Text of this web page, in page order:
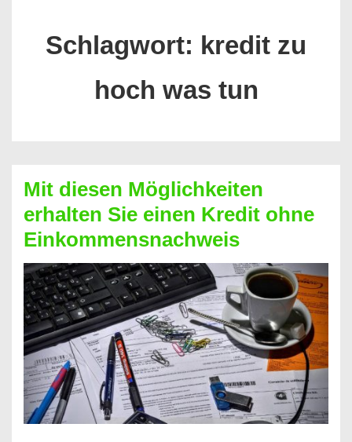
Schlagwort: kredit zu
hoch was tun
Mit diesen Möglichkeiten
erhalten Sie einen Kredit ohne
Einkommensnachweis